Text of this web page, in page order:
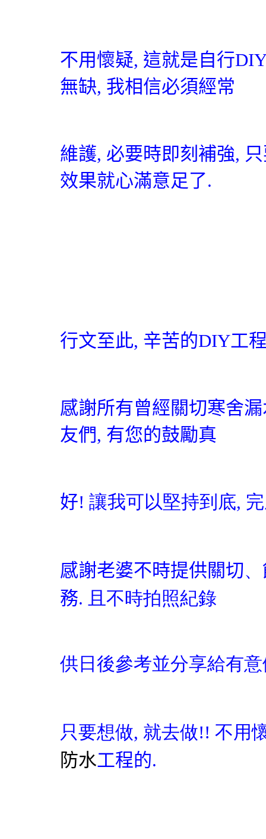
不用懷疑, 這就是自行
無缺, 我相信必須經常
維護, 必要時即刻補強,
效果就心滿意足了.
行文至此, 辛苦的DIY工
感謝所有曾經關切寒舍
友們, 有您的鼓勵真
好! 讓我可以堅持到底,
感謝老婆不時提供關切、
務. 且不時拍照紀錄
供日後參考並分享給有
只要想做, 就去做!! 不用
防水工程的.